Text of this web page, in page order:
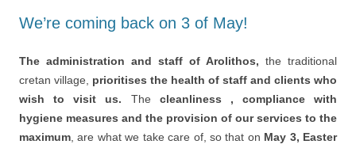
We’re coming back on 3 of May!
The administration and staff of Arolithos, the traditional
cretan village, prioritises the health of staff and clients who
wish to visit us. The cleanliness , compliance with
hygiene measures and the provision of our services to the
maximum , are what we take care of, so that on May 3, Easter